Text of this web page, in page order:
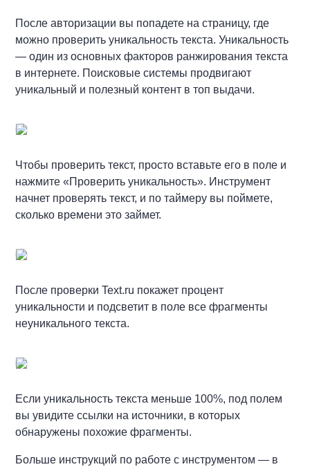
После авторизации вы попадете на страницу, где
можно проверить уникальность текста. Уникальность
— один из основных факторов ранжирования текста
в интернете. Поисковые системы продвигают
уникальный и полезный контент в топ выдачи.
Чтобы проверить текст, просто вставьте его в поле и
нажмите «Проверить уникальность». Инструмент
начнет проверять текст, и по таймеру вы поймете,
сколько времени это займет.
После проверки Text.ru покажет процент
уникальности и подсветит в поле все фрагменты
неуникального текста.
Если уникальность текста меньше 100%, под полем
вы увидите ссылки на источники, в которых
обнаружены похожие фрагменты.
Больше инструкций по работе с инструментом — в